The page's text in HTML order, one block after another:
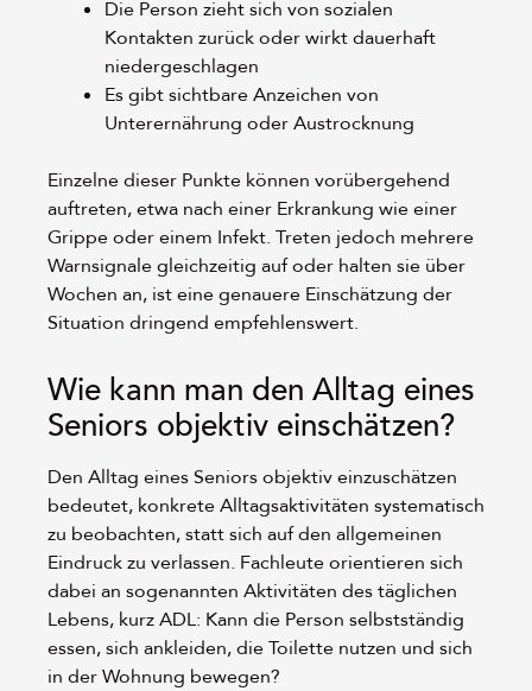
Die Person zieht sich von sozialen
Kontakten zurück oder wirkt dauerhaft
niedergeschlagen
Es gibt sichtbare Anzeichen von
Unterernährung oder Austrocknung
Einzelne dieser Punkte können vorübergehend
auftreten, etwa nach einer Erkrankung wie einer
Grippe oder einem Infekt. Treten jedoch mehrere
Warnsignale gleichzeitig auf oder halten sie über
Wochen an, ist eine genauere Einschätzung der
Situation dringend empfehlenswert.
Wie kann man den Alltag eines
Seniors objektiv einschätzen?
Den Alltag eines Seniors objektiv einzuschätzen
bedeutet, konkrete Alltagsaktivitäten systematisch
zu beobachten, statt sich auf den allgemeinen
Eindruck zu verlassen. Fachleute orientieren sich
dabei an sogenannten Aktivitäten des täglichen
Lebens, kurz ADL: Kann die Person selbstständig
essen, sich ankleiden, die Toilette nutzen und sich
in der Wohnung bewegen?